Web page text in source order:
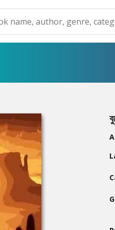
Humayun
Mouri